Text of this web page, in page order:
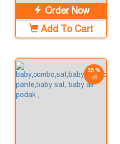
Order Now
Add To Cart
35 %
off